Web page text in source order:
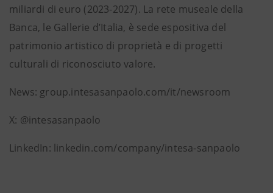
miliardi di euro (2023-2027). La rete museale della
Banca, le Gallerie d’Italia, è sede espositiva del
patrimonio artistico di proprietà e di progetti
culturali di riconosciuto valore.
News: group.intesasanpaolo.com/it/newsroom
X: @intesasanpaolo
LinkedIn: linkedin.com/company/intesa-sanpaolo